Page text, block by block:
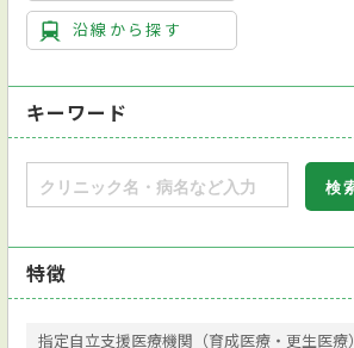
沿線から探す
キーワード
特徴
指定自立支援医療機関（育成医療・更生医療）